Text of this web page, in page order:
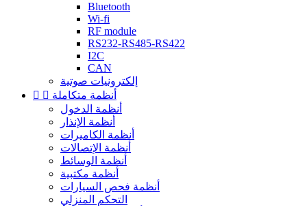
Bluetooth
Wi-fi
RF module
RS232-RS485-RS422
I2C
CAN
إلكترونيات صوتية
  أنظمة متكاملة
أنظمة الدخول
أنظمة الإنذار
أنظمة الكاميرات
أنظمة الإتصالات
أنظمة الوسائط
أنظمة مكتبية
أنظمة فحص السيارات
التحكم المنزلي